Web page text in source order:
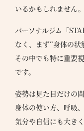
いるかもしれません。
パーソナルジム「
なく、まず“身体の状
その中でも特に重要
です。
姿勢は見た目だけの
身体の使い方、呼吸
気分や自信にも大き